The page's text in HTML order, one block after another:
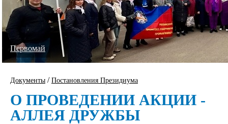
Первомай
Документы / Постановления Президиума
О ПРОВЕДЕНИИ АКЦИИ -
АЛЛЕЯ ДРУЖБЫ